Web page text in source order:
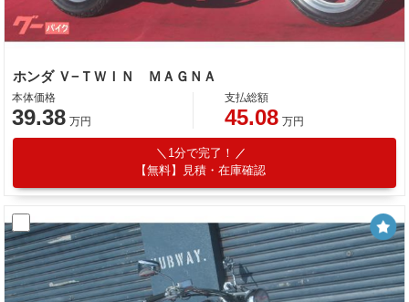
ホンダ Ｖ−ＴＷＩＮ ＭＡＧＮＡ
本体価格
39.38 万円
支払総額
45.08 万円
1分で完了！
【無料】見積・在庫確認